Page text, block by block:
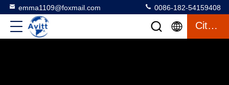
emma1109@foxmail.com 0086-182-54159408
Citation